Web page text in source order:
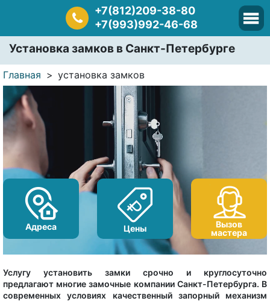
+7(812)209-38-80
+7(993)992-46-68
Установка замков в Санкт-Петербурге
Главная установка замков
Адреса Цены
Вызов
мастера
Услугу установить замки срочно и круглосуточно
предлагают многие замочные компании Санкт-Петербурга. В
современных условиях качественный запорный механизм